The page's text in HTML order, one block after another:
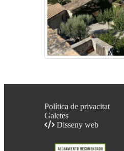
Política de privacitat
Galetes
Disseny web